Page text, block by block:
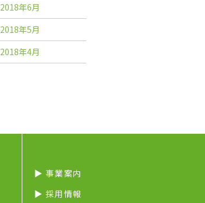
2018年6月
2018年5月
2018年4月
▶︎ 事業案内
▶︎ 採用情報